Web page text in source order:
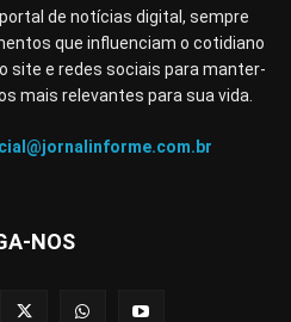
de notícias digital, sempre
que influenciam o cotidiano
site e redes sociais para manter-
mais relevantes para sua vida.
NOS